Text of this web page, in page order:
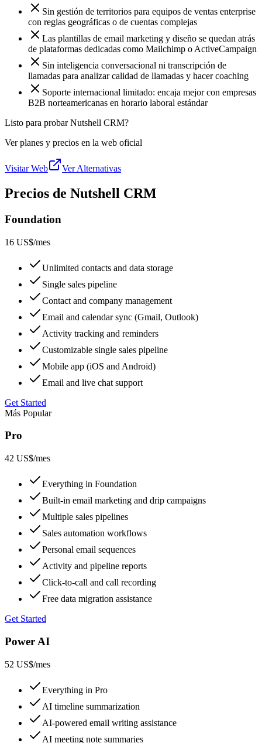
Sin gestión de territorios para equipos de ventas enterprise
con reglas geográficas o de cuentas complejas
Las plantillas de email marketing y diseño se quedan atrás
de plataformas dedicadas como Mailchimp o ActiveCampaign
Sin inteligencia conversacional ni transcripción de
llamadas para analizar calidad de llamadas y hacer coaching
Soporte internacional limitado: encaja mejor con empresas
B2B norteamericanas en horario laboral estándar
Listo para probar Nutshell CRM?
Ver planes y precios en la web oficial
Visitar Web Ver Alternativas
Precios de Nutshell CRM
Foundation
16 US$/mes
Unlimited contacts and data storage
Single sales pipeline
Contact and company management
Email and calendar sync (Gmail, Outlook)
Activity tracking and reminders
Customizable single sales pipeline
Mobile app (iOS and Android)
Email and live chat support
Get Started
Más Popular
Pro
42 US$/mes
Everything in Foundation
Built-in email marketing and drip campaigns
Multiple sales pipelines
Sales automation workflows
Personal email sequences
Activity and pipeline reports
Click-to-call and call recording
Free data migration assistance
Get Started
Power AI
52 US$/mes
Everything in Pro
AI timeline summarization
AI-powered email writing assistance
AI meeting note summaries